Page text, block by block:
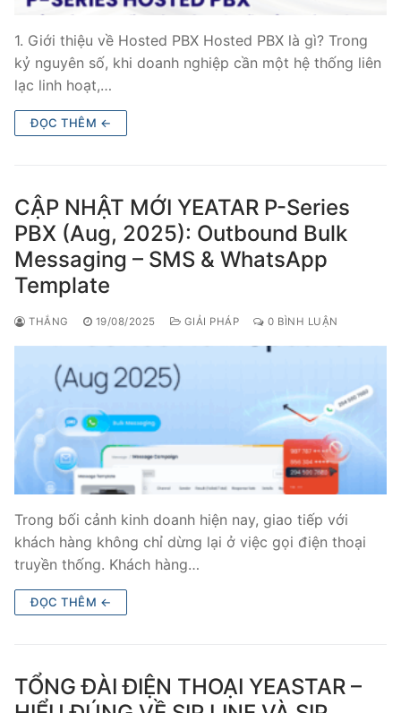
1. Giới thiệu về Hosted PBX Hosted PBX là gì? Trong
kỷ nguyên số, khi doanh nghiệp cần một hệ thống liên
lạc linh hoạt,…
ĐỌC THÊM ←
CẬP NHẬT MỚI YEATAR P-Series
PBX (Aug, 2025): Outbound Bulk
Messaging – SMS & WhatsApp
Template
THẮNG 19/08/2025 GIẢI PHÁP 0 BÌNH LUẬN
Trong bối cảnh kinh doanh hiện nay, giao tiếp với
khách hàng không chỉ dừng lại ở việc gọi điện thoại
truyền thống. Khách hàng…
ĐỌC THÊM ←
TỔNG ĐÀI ĐIỆN THOẠI YEASTAR –